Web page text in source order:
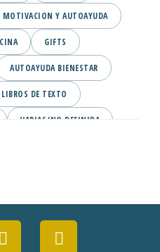
MOTIVACION Y AUTOAYUDA
GIFTS
AUTOAYUDA BIENESTAR
LIBROS DE TEXTO
VARIAS/NO DEFINIDA